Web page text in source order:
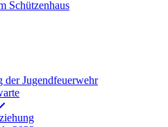
Schützenhaus
der Jugendfeuerwehr